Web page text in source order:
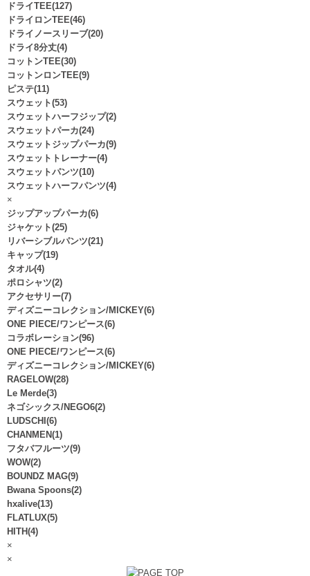
ドライTEE(127)
ドライロンTEE(46)
ドライノースリーブ(20)
ドライ8分丈(4)
コットンTEE(30)
コットンロンTEE(9)
ピステ(11)
スウェット(53)
スウェットハーフジップ(2)
スウェットパーカ(24)
スウェットジップパーカ(9)
スウェットトレーナー(4)
スウェットパンツ(10)
スウェットハーフパンツ(4)
×
ジップアップパーカ(6)
ジャケット(25)
リバーシブルパンツ(21)
キャップ(19)
タオル(4)
ポロシャツ(2)
アクセサリー(7)
ディズニーコレクション/MICKEY(6)
ONE PIECE/ワンピース(6)
コラボレーション(96)
ONE PIECE/ワンピース(6)
ディズニーコレクション/MICKEY(6)
RAGELOW(28)
Le Merde(3)
ネゴシックス/NEGO6(2)
LUDSCHI(6)
CHANMEN(1)
フタバフルーツ(9)
WOW(2)
BOUNDZ MAG(9)
Bwana Spoons(2)
hxalive(13)
FLATLUX(5)
HITH(4)
×
×